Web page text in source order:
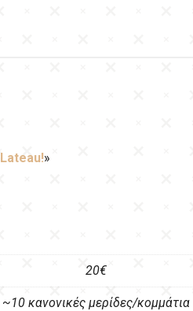
Lateau!»
20€
~10 κανονικές μερίδες/κομμάτια